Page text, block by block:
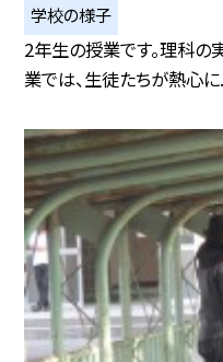
学校の様子
2年生の授業です。理科の
業では、生徒たちが熱心に